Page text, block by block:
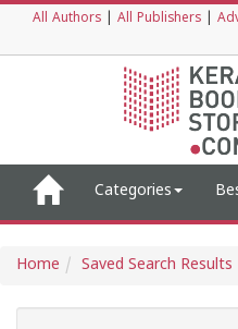
All Authors All Publishers
Categories
Home Saved Search Results